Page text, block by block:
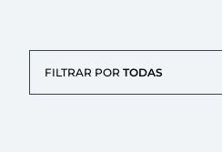
FILTRAR POR TODAS